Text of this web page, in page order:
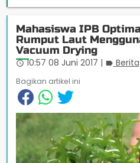
Mahasiswa IPB
Rumput Laut
Vacuum Drying
access_time 10:57 08 Juni 2017 | label Berita
Bagikan artikel ini